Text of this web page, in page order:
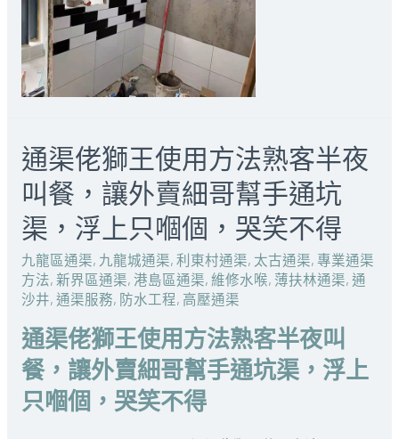
通渠佬獅王使用方法熟客半夜
叫餐，讓外賣細哥幫手通坑
渠，浮上只嗰個，哭笑不得
九龍區通渠, 九龍城通渠, 利東村通渠, 太古通渠, 專業通渠
方法, 新界區通渠, 港島區通渠, 維修水喉, 薄扶林通渠, 通
沙井, 通渠服務, 防水工程, 高壓通渠
通渠佬獅王使用方法熟客半夜叫
餐，讓外賣細哥幫手通坑渠，浮上
只嗰個，哭笑不得